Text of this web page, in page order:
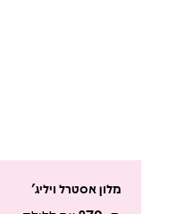
מלון אסטרל ויליג'